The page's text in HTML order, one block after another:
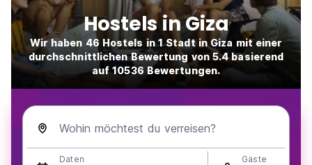
Hostels in Giza
Wir haben 46 Hostels in 1 Stadt in Giza mit einer
durchschnittlichen Bewertung von 5.4 basierend
auf 10536 Bewertungen.
Wohin möchtest du verreisen?
Daten Gäste